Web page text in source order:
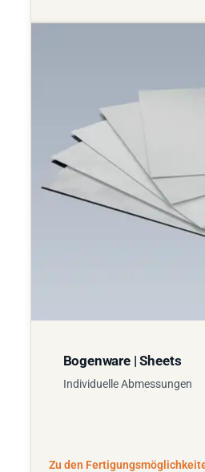
Bogenware | Sheets
Individuelle Abmessungen
Zu den